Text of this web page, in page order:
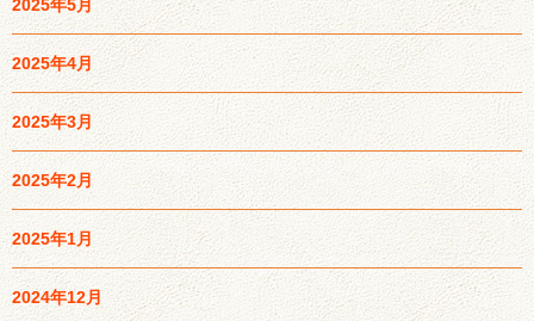
2025年5月
2025年4月
2025年3月
2025年2月
2025年1月
2024年12月